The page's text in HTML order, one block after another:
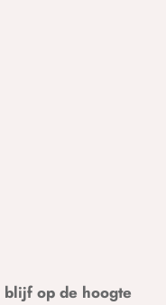
blijf op de hoogte